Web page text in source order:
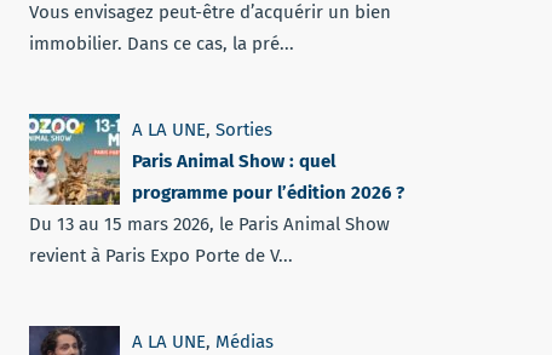
Vous envisagez peut-être d’acquérir un bien
immobilier. Dans ce cas, la pré...
A LA UNE, Sorties
Paris Animal Show : quel
programme pour l’édition 2026 ?
Du 13 au 15 mars 2026, le Paris Animal Show
revient à Paris Expo Porte de V...
A LA UNE, Médias